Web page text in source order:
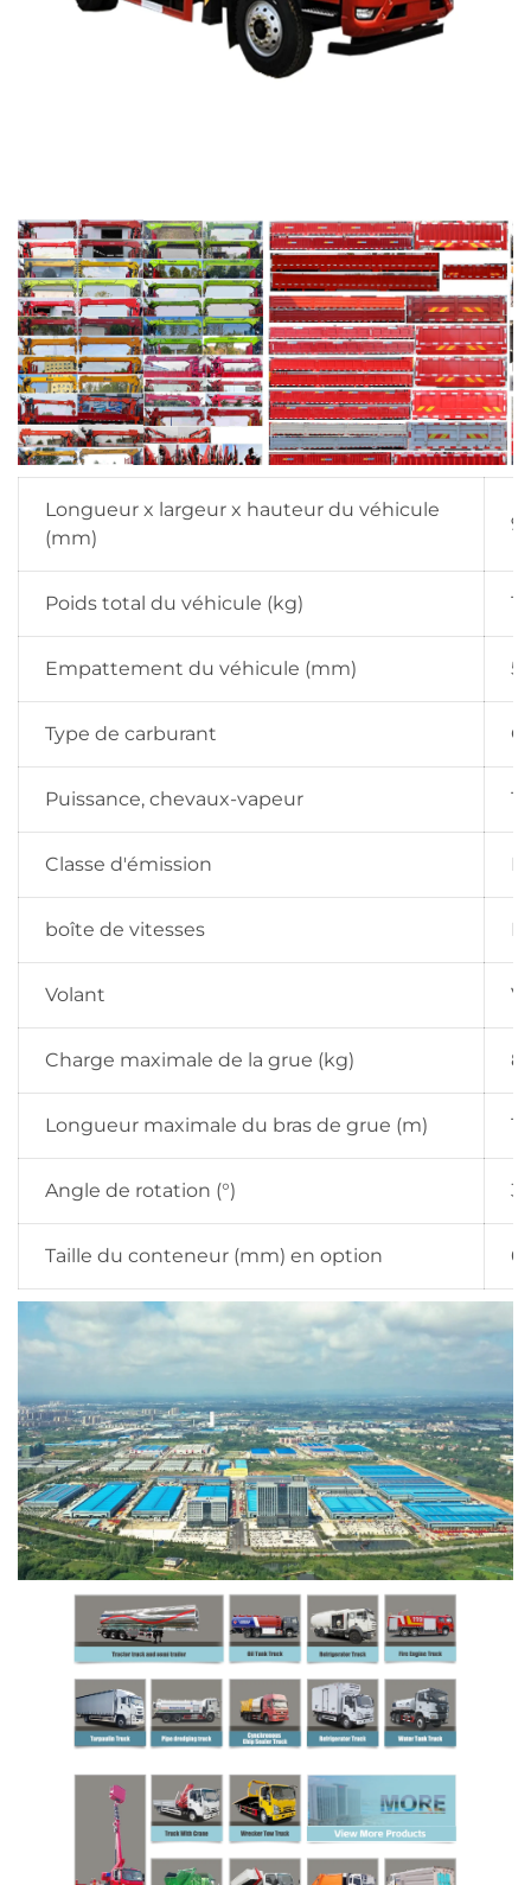
Longueur x largeur x hauteur du véhicule
(mm)
Poids total du véhicule (kg)
Empattement du véhicule (mm)
Type de carburant
Puissance, chevaux-vapeur
Classe d'émission
boîte de vitesses
Volant
Charge maximale de la grue (kg)
Longueur maximale du bras de grue (m)
Angle de rotation (°)
Taille du conteneur (mm) en option